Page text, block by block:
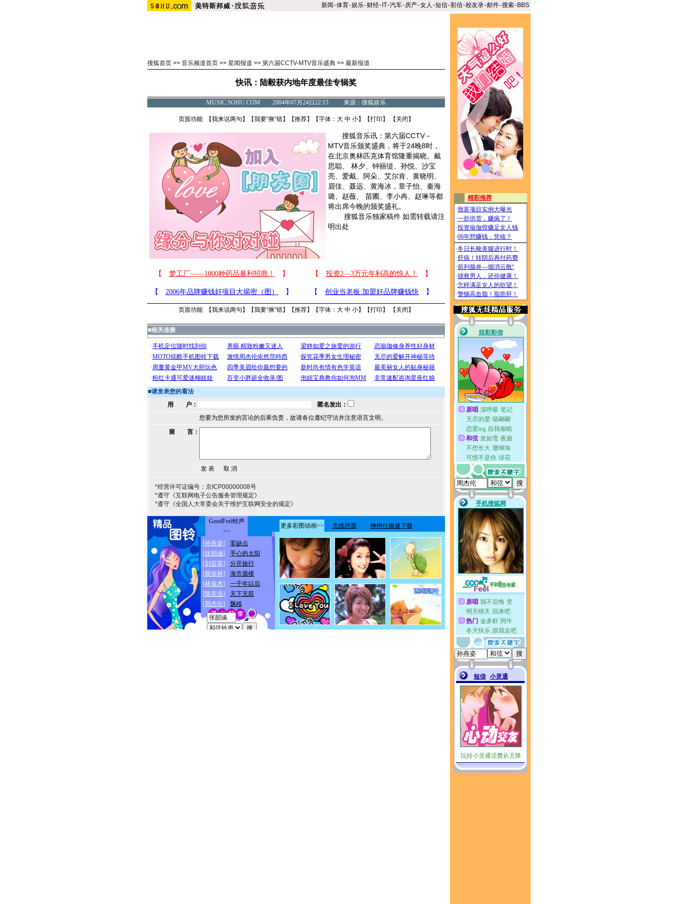
新闻-体育-娱乐-财经- IT-汽车-房产-女人 -短信-彩信-校友录-邮件-搜索- BBS
搜狐首页 >> 音乐频道首页 >> 星闻报道 >> 第六届CCTV-MTV音乐盛典 >> 最新报道
快讯：陆毅获内地年度最佳专辑奖
MUSIC.SOHU.COM 2004年07月24日22:15 来源：搜狐娱乐
页面功能 【我来说两句 】【我要“揪”错】【推荐】【字体： 大 中 小】【打印 】 【 关闭 】
搜狐音乐讯：第六届CCTV－
MTV音乐颁奖盛典，将于24晚8时，
在北京奥林匹克体育馆隆重揭晓。戴
思聪、 林夕、钟丽缇、孙悦、沙宝
亮、爱戴、阿朵、艾尔肯、黄晓明、
眉佳、聂远、黄海冰，章子怡、秦海
璐、赵薇、 苗圃、李小冉、赵琳等都
将出席今晚的颁奖盛礼。
搜狐音乐独家稿件 如需转载请注
明出处
页面功能 【我来说两句 】【我要“揪”错】【推荐】【字体： 大 中 小】【打印 】 【 关闭 】
■相关连接
■请发表您的看法
用 户：
匿名发出：
您要为您所发的言论的后果负责，故请各位遵纪守法并注意语言文明。
留 言：
*经营许可证编号：京ICP00000008号
*遵守《互联网电子公告服务管理规定》
*遵守《全国人大常委会关于维护互联网安全的规定》